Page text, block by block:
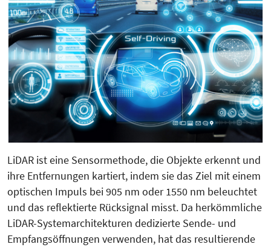
LiDAR ist eine Sensormethode, die Objekte erkennt und
ihre Entfernungen kartiert, indem sie das Ziel mit einem
optischen Impuls bei 905 nm oder 1550 nm beleuchtet
und das reflektierte Rücksignal misst. Da herkömmliche
LiDAR-Systemarchitekturen dedizierte Sende- und
Empfangsöffnungen verwenden, hat das resultierende